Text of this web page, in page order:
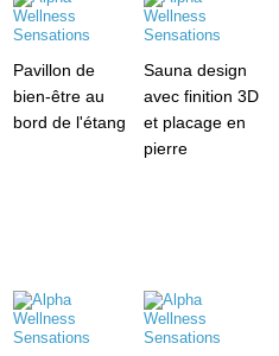
Pavillon de
bien-être au
bord de l'étang
Sauna design
avec finition 3D
et placage en
pierre